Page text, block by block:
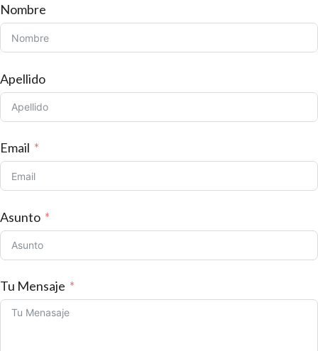
Nombre
Apellido
Email
Asunto
Tu Mensaje